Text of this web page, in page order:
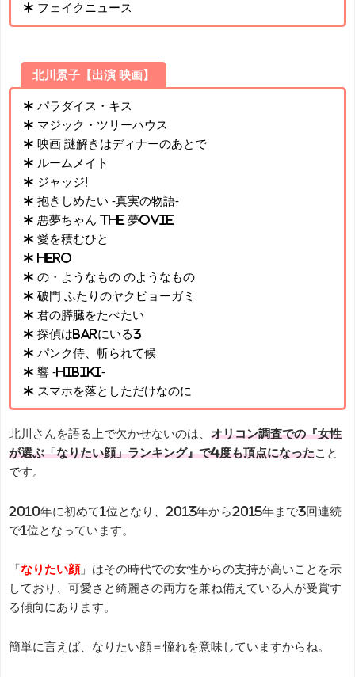
* フェイクニュース
北川景子【出演 映画】
* パラダイス・キス
* マジック・ツリーハウス
* 映画 謎解きはディナーのあとで
* ルームメイト
* ジャッジ!
* 抱きしめたい -真実の物語-
* 悪夢ちゃん The 夢ovie
* 愛を積むひと
* HERO
* の・ようなもの のようなもの
* 破門 ふたりのヤクビョーガミ
* 君の膵臓をたべたい
* 探偵はBARにいる3
* パンク侍、斬られて候
* 響 -HIBIKI-
* スマホを落としただけなのに
北川さんを語る上で欠かせないのは、 オリコン調査での『女性
が選ぶ「なりたい顔」ランキング』で4度も頂点になったこと
です。
2010年に初めて1位となり、2013年から2015年まで3回連続
で1位となっています。
「 なりたい顔」はその時代での女性からの支持が高いことを示
しており、可愛さと綺麗さの両方を兼ね備えている人が受賞す
る傾向にあります。
簡単に言えば、なりたい顔＝憧れを意味していますからね。